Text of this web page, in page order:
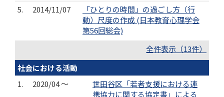
5.
2014/11/07
「ひとりの時間」の過ごし方（行
動）尺度の作成 (日本教育心理学会
第56回総会)
全件表示（13件）
社会における活動
1.
2020/04 ～
世田谷区「若者支援における連
携協力に関する協定書」による